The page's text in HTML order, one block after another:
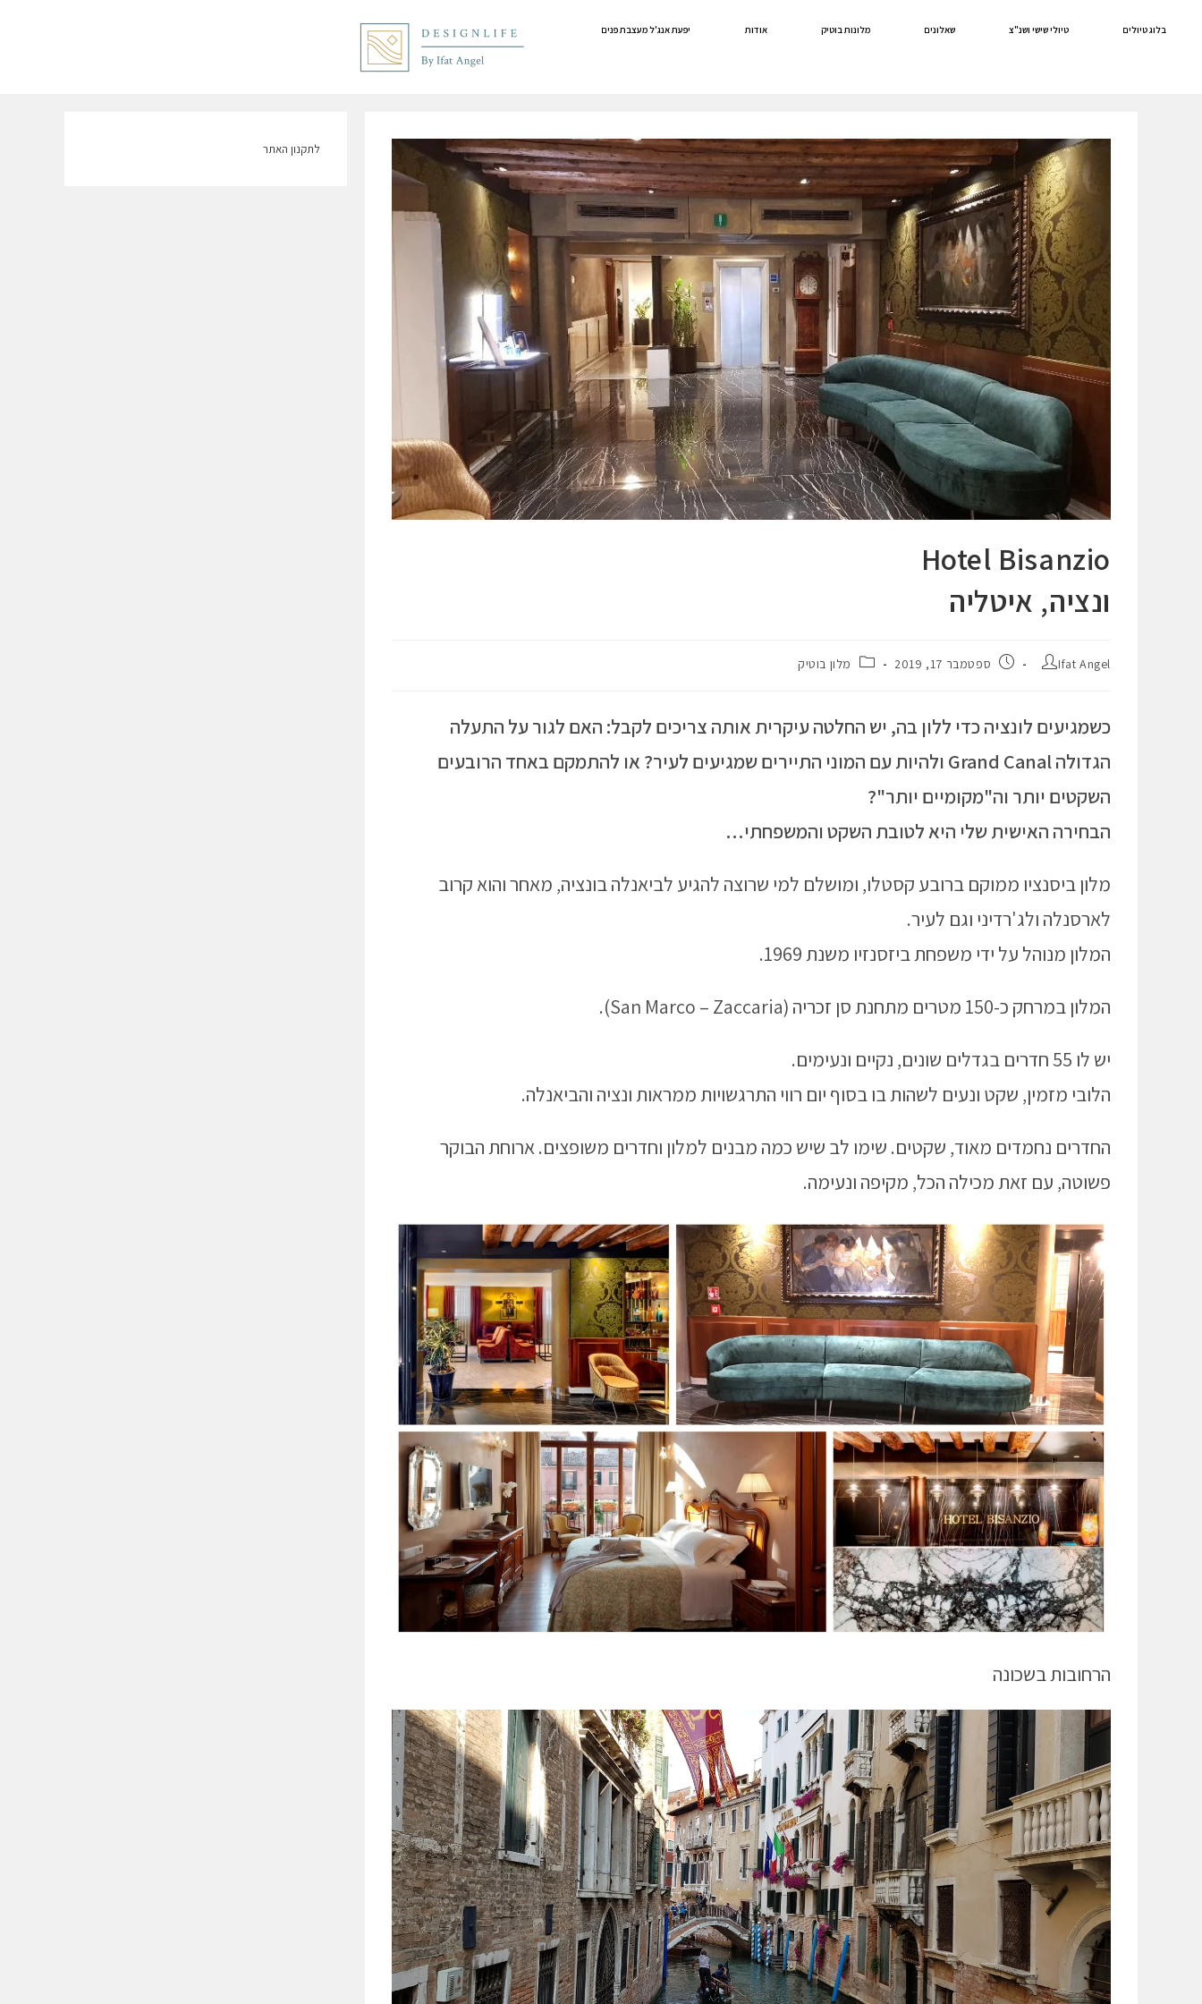
בלוג טיולים טיולי שישי ושנ"צ שאלונים מלונות בוטיק אודות יפעת אנג'ל מעצבת פנים
Hotel Bisanzio
ונציה, איטליה
Ifat Angel ספטמבר 17, 2019 מלון בוטיק
כשמגיעים לונציה כדי ללון בה, יש החלטה עיקרית אותה צריכים לקבל: האם לגור על התעלה
הגדולה Grand Canal ולהיות עם המוני התיירים שמגיעים לעיר? או להתמקם באחד הרובעים
השקטים יותר וה"מקומיים יותר"?
הבחירה האישית שלי היא לטובת השקט והמשפחתי…
מלון ביסנציו ממוקם ברובע קסטלו, ומושלם למי שרוצה להגיע לביאנלה בונציה, מאחר והוא קרוב
לארסנלה ולג'רדיני וגם לעיר.
המלון מנוהל על ידי משפחת ביזסנזיו משנת 1969.
המלון במרחק כ-150 מטרים מתחנת סן זכריה (San Marco – Zaccaria).
יש לו 55 חדרים בגדלים שונים, נקיים ונעימים.
הלובי מזמין, שקט ונעים לשהות בו בסוף יום רווי התרגשויות ממראות ונציה והביאנלה.
החדרים נחמדים מאוד, שקטים. שימו לב שיש כמה מבנים למלון וחדרים משופצים. ארוחת הבוקר
פשוטה, עם זאת מכילה הכל, מקיפה ונעימה.
הרחובות בשכונה
לתקנון האתר